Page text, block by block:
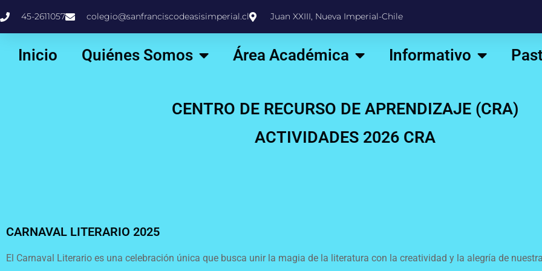
45-2611057 colegio@sanfranciscodeasisimperial.cl Juan XXIII, Nueva Imperial-Chile
Inicio Quiénes Somos Área Académica Informativo
CENTRO DE RECURSO DE APRENDIZAJE (CRA)
ACTIVIDADES 2026 CRA
CARNAVAL LITERARIO 2025
El Carnaval Literario es una celebración única que busca unir la magia de la literatura con la creatividad y la alegría de